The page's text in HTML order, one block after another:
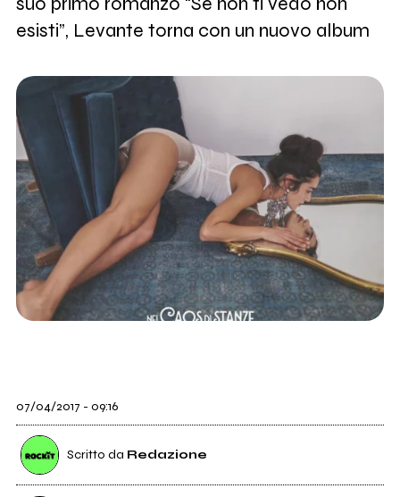
esisti”, Levante torna con un nuovo album
07/04/2017 - 09:16
Scritto da Redazione